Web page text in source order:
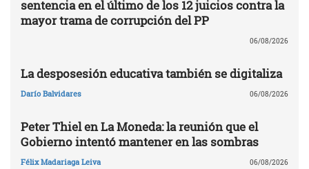
sentencia en el último de los 12 juicios contra la
mayor trama de corrupción del PP
06/08/2026
La desposesión educativa también se digitaliza
Darío Balvidares 06/08/2026
Peter Thiel en La Moneda: la reunión que el
Gobierno intentó mantener en las sombras
Félix Madariaga Leiva 06/08/2026